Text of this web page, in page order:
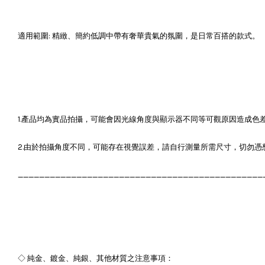
適用範圍: 精緻、簡約低調中帶有奢華貴氣的氛圍，是日常百搭的款式。
1.產品均為實品拍攝，可能會因光線角度與顯示器不同等可觀原因造成色差
2.由於拍攝角度不同，可能存在視覺誤差，請自行測量所需尺寸，切勿憑
◇ 純金、鍍金、純銀、其他材質之注意事項：